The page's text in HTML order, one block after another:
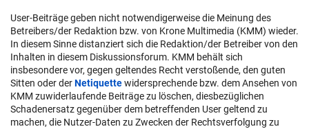
User-Beiträge geben nicht notwendigerweise die Meinung des
Betreibers/der Redaktion bzw. von Krone Multimedia (KMM) wieder.
In diesem Sinne distanziert sich die Redaktion/der Betreiber von den
Inhalten in diesem Diskussionsforum. KMM behält sich
insbesondere vor, gegen geltendes Recht verstoßende, den guten
Sitten oder derNetiquettewidersprechende bzw. dem Ansehen von
KMM zuwiderlaufende Beiträge zu löschen, diesbezüglichen
Schadenersatz gegenüber dem betreffenden User geltend zu
machen, die Nutzer-Daten zu Zwecken der Rechtsverfolgung zu